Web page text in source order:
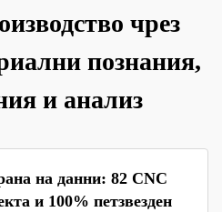
чрез
познания,
и анализ
на данни: 82 CNC
и 100% петзвезден